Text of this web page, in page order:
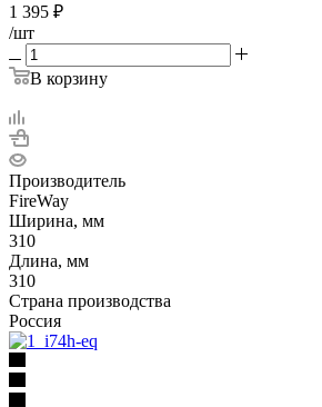
1 395 ₽
/шт
В корзину
Производитель
FireWay
Ширина, мм
310
Длина, мм
310
Страна производства
Россия